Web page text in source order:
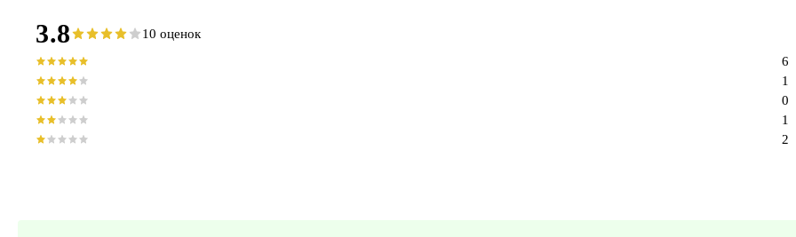
3.8 10 оценок
2
1
0
1
6